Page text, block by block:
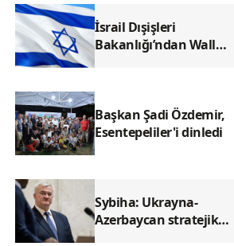
İsrail Dışişleri
Bakanlığı’ndan Wall
Başkan Şadi Özdemir,
Esentepeliler'i dinledi
Sybiha: Ukrayna-
Azerbaycan stratejik